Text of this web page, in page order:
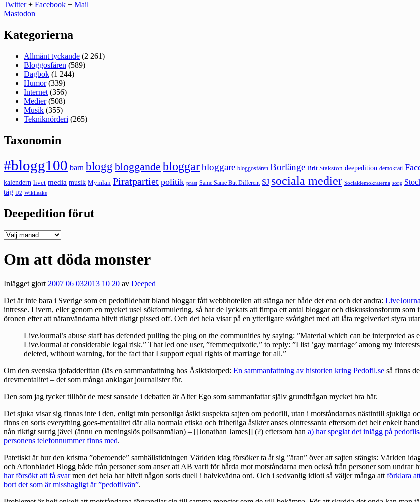
Twitter+ Facebook + Mail
Mastodon
Kategorierna
Allmänt tyckande (2 261)
Bloggosfären (589)
Dagbok (1 244)
Humor(339)
Internet (356)
Medier(508)
Musik (355)
Tekniknörderi (265)
Taxonomin
#blogg100 barn blogg bloggande bloggarbloggare bloggosfären Borlänge Brit Stakston deepedition demokrati
kalendern livet media musik Mymlan Piratpartiet politik präst Same Same But Different SJ sociala medier Socialdemokraterna sorg
tåg U2 Wikileaks
Deepedition förut
Deepedition
Om att döda monster
Inlägget gjort2007 06 032013 10 20 av Deeped
Det är inte bara i Sverige som en pedofildebatt bland bloggar fått webbhotellen att stänga ner både det ena och det andra:
intresse. I ivern, eller genom en mycket usel sökformulering, så har de lyckats att fimpa ett antal bloggar och diskussionsforum
öronen efter att nätanvändarna blivit riktigt pissed off. Och det hela visar på en ytterligare svårighet med att låta regelverket styra
LiveJournal’s abuse staff has defended pulling the plug on the communities by saying: ”Material which can be interpreted
LiveJournal at considerable legal risk.” That led one user, ”femmequixotic,” to reply: ”I list ’gay marriage’ among my
deleted, without warning, for the fact that I support equal rights of marriage for all.”
Om den svenska tjofadderittan (läs en sammanfattning hos Åsiktstorped: En sammanfattning av historien kring Pedofil.se så finns
drevmentalitet – det som många anklagar journalister för.
Den som jag tycker tillhör de mest sansade i debatten är Alter Ego som sammanfattar själv grundfrågan mycket bra här.
Det sjuka visar sig finnas inte i den, enligt min personliga åsikt suspekta sajten om pedofili, utan i motståndarnas nästintill sjukliga
finns en sorts everything goes-mentalitet där alla normala etiska och frihetliga åsikter anses ointressanta eftersom det helt enkelt
nån riktigt surrig jävel (ännu en meningslös polisanmälan) – [[Jonathan James]] (?) eftersom han a) har speglat det inlägg på
personens telefonnummer finns med.
Patetiskt är hur den kristna ”oberoende” samhällstidningen Världen idag försöker ta åt sig ”äran” över att sajten stängts: Världen
och Aftonbladet Blogg både från personer som anser att AB varit för hårda mot motståndarna men också från personer som
har försökt att få svarmen det hela har blivit någon sorts duell i halvkvädna ord. Och i sedvanlig idioti så väljer många attförklara
bort det som är misshagligt är ”pedofilvän”.